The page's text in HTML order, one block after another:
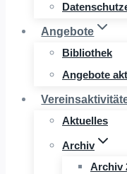
Angebote
Bibliothek
Angebote
Aktuelles
Archiv
Archiv